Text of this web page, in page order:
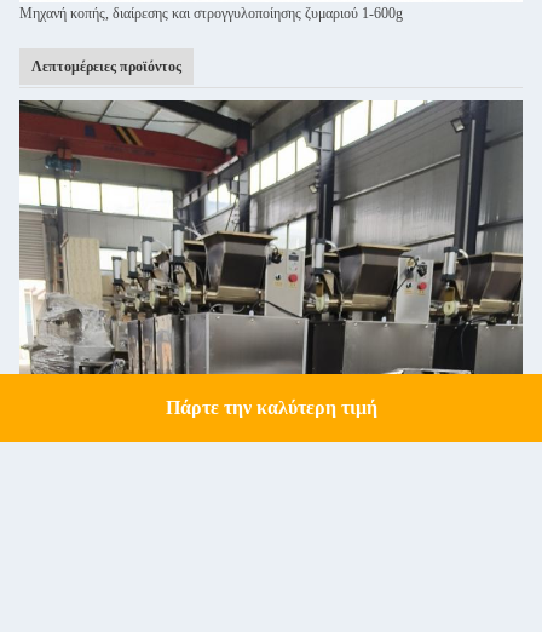
Μηχανή κοπής, διαίρεσης και στρογγυλοποίησης ζυμαριού 1-600g
Λεπτομέρειες προϊόντος
Πάρτε την καλύτερη τιμήGet a Quote